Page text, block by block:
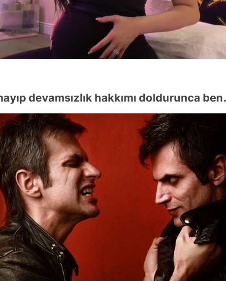
devamsızlık hakkımı doldurunca